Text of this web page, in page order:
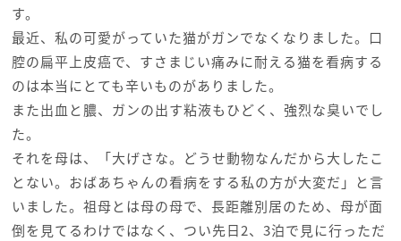
す。
最近、私の可愛がっていた猫がガンでなくなりました。口
腔の扁平上皮癌で、すさまじい痛みに耐える猫を看病する
のは本当にとても辛いものがありました。
また出血と膿、ガンの出す粘液もひどく、強烈な臭いでし
た。
それを母は、「大げさな。どうせ動物なんだから大したこ
とない。おばあちゃんの看病をする私の方が大変だ」と言
いました。祖母とは母の母で、長距離別居のため、母が面
倒を見てるわけではなく、つい先日2、3泊で見に行っただ